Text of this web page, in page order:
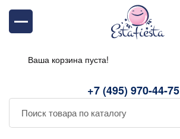
+7 (495) 970-44-75
Ваша корзина пуста!